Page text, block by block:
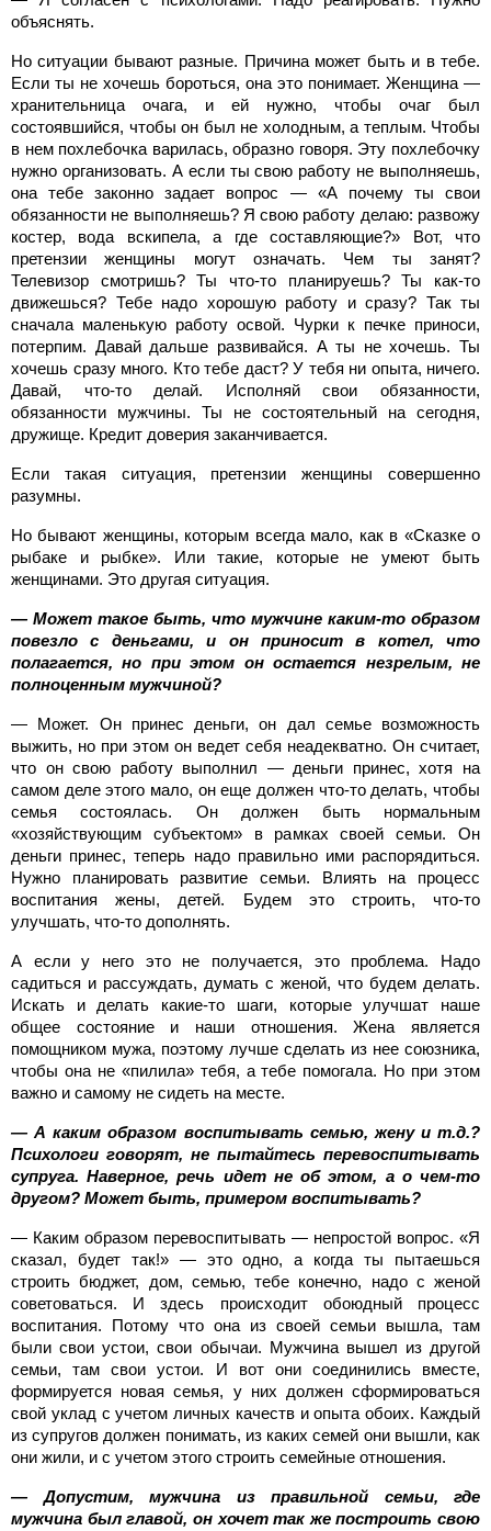
объяснять.
Но ситуации бывают разные. Причина может быть и в тебе.
Если ты не хочешь бороться, она это понимает. Женщина —
хранительница очага, и ей нужно, чтобы очаг был
состоявшийся, чтобы он был не холодным, а теплым. Чтобы
в нем похлебочка варилась, образно говоря. Эту похлебочку
нужно организовать. А если ты свою работу не выполняешь,
она тебе законно задает вопрос — «А почему ты свои
обязанности не выполняешь? Я свою работу делаю: развожу
костер, вода вскипела, а где составляющие?» Вот, что
претензии женщины могут означать. Чем ты занят?
Телевизор смотришь? Ты что-то планируешь? Ты как-то
движешься? Тебе надо хорошую работу и сразу? Так ты
сначала маленькую работу освой. Чурки к печке приноси,
потерпим. Давай дальше развивайся. А ты не хочешь. Ты
хочешь сразу много. Кто тебе даст? У тебя ни опыта, ничего.
Давай, что-то делай. Исполняй свои обязанности,
обязанности мужчины. Ты не состоятельный на сегодня,
дружище. Кредит доверия заканчивается.
Если такая ситуация, претензии женщины совершенно
разумны.
Но бывают женщины, которым всегда мало, как в «Сказке о
рыбаке и рыбке». Или такие, которые не умеют быть
женщинами. Это другая ситуация.
— Может такое быть, что мужчине каким-то образом
повезло с деньгами, и он приносит в котел, что
полагается, но при этом он остается незрелым, не
полноценным мужчиной?
— Может. Он принес деньги, он дал семье возможность
выжить, но при этом он ведет себя неадекватно. Он считает,
что он свою работу выполнил — деньги принес, хотя на
самом деле этого мало, он еще должен что-то делать, чтобы
семья состоялась. Он должен быть нормальным
«хозяйствующим субъектом» в рамках своей семьи. Он
деньги принес, теперь надо правильно ими распорядиться.
Нужно планировать развитие семьи. Влиять на процесс
воспитания жены, детей. Будем это строить, что-то
улучшать, что-то дополнять.
А если у него это не получается, это проблема. Надо
садиться и рассуждать, думать с женой, что будем делать.
Искать и делать какие-то шаги, которые улучшат наше
общее состояние и наши отношения. Жена является
помощником мужа, поэтому лучше сделать из нее союзника,
чтобы она не «пилила» тебя, а тебе помогала. Но при этом
важно и самому не сидеть на месте.
— А каким образом воспитывать семью, жену и т.д.?
Психологи говорят, не пытайтесь перевоспитывать
супруга. Наверное, речь идет не об этом, а о чем-то
другом? Может быть, примером воспитывать?
— Каким образом перевоспитывать — непростой вопрос. «Я
сказал, будет так!» — это одно, а когда ты пытаешься
строить бюджет, дом, семью, тебе конечно, надо с женой
советоваться. И здесь происходит обоюдный процесс
воспитания. Потому что она из своей семьи вышла, там
были свои устои, свои обычаи. Мужчина вышел из другой
семьи, там свои устои. И вот они соединились вместе,
формируется новая семья, у них должен сформироваться
свой уклад с учетом личных качеств и опыта обоих. Каждый
из супругов должен понимать, из каких семей они вышли, как
они жили, и с учетом этого строить семейные отношения.
— Допустим, мужчина из правильной семьи, где
мужчина был главой, он хочет так же построить свою